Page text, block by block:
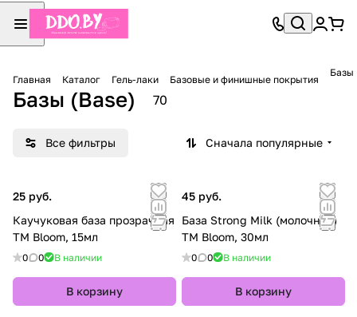
Главная Каталог Гель-лаки Базовые и финишные покрытия
Базы
Базы (Base) 70
Все фильтры Сначала популярные
25 руб.
Каучуковая база прозрачная
TM Bloom, 15мл
0 0 В наличии
В корзину
45 руб.
База Strong Milk (молочная)
TM Bloom, 30мл
0 0 В наличии
В корзину